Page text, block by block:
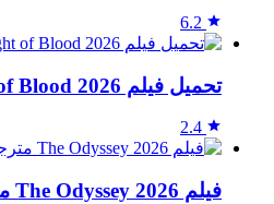
6.2
تحميل فيلم Night of Blood 2026 مترجم HD
2.4
فيلم The Odyssey 2026 مترجم مباشرة HD